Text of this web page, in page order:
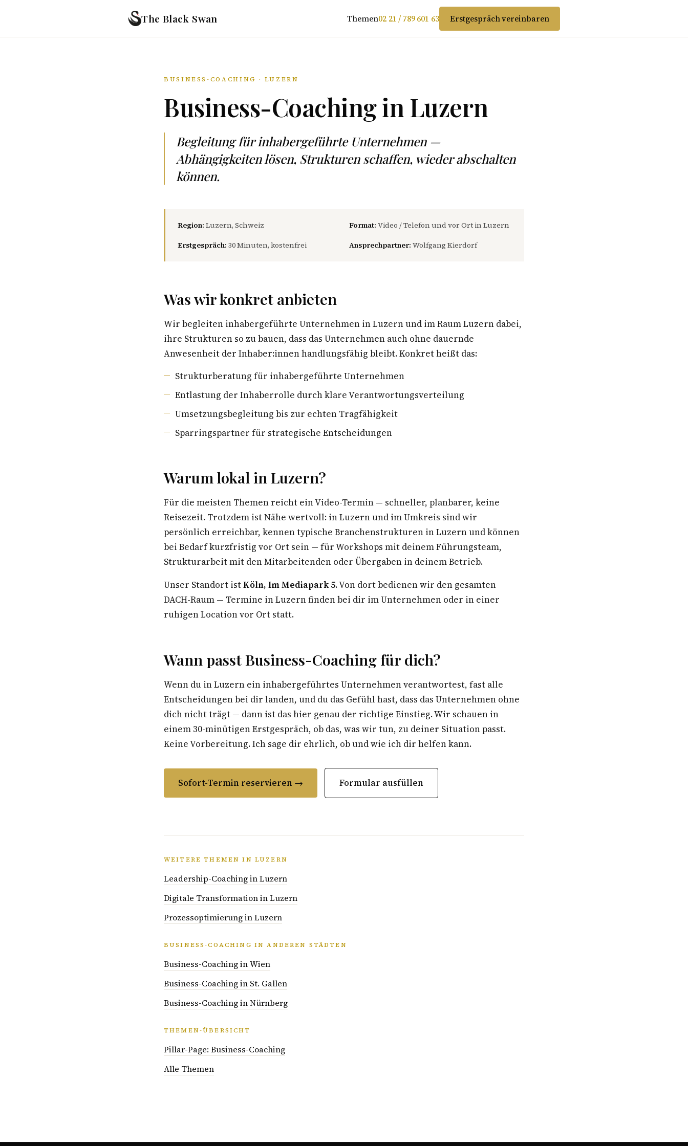
The Black Swan Themen02 21 / 789 601 63 Erstgespräch vereinbaren
BUSINESS-COACHING · LUZERN
Business-Coaching in Luzern
Begleitung für inhabergeführte Unternehmen —
Abhängigkeiten lösen, Strukturen schaffen, wieder abschalten
können.
Region: Luzern, Schweiz Format: Video / Telefon und vor Ort in Luzern
Erstgespräch: 30 Minuten, kostenfrei Ansprechpartner: Wolfgang Kierdorf
Was wir konkret anbieten
Wir begleiten inhabergeführte Unternehmen in Luzern und im Raum Luzern dabei,
ihre Strukturen so zu bauen, dass das Unternehmen auch ohne dauernde
Anwesenheit der Inhaber:innen handlungsfähig bleibt. Konkret heißt das:
Strukturberatung für inhabergeführte Unternehmen
Entlastung der Inhaberrolle durch klare Verantwortungsverteilung
Umsetzungsbegleitung bis zur echten Tragfähigkeit
Sparringspartner für strategische Entscheidungen
Warum lokal in Luzern?
Für die meisten Themen reicht ein Video-Termin — schneller, planbarer, keine
Reisezeit. Trotzdem ist Nähe wertvoll: in Luzern und im Umkreis sind wir
persönlich erreichbar, kennen typische Branchenstrukturen in Luzern und können
bei Bedarf kurzfristig vor Ort sein — für Workshops mit deinem Führungsteam,
Strukturarbeit mit den Mitarbeitenden oder Übergaben in deinem Betrieb.
Unser Standort istKöln, Im Mediapark 5. Von dort bedienen wir den gesamten
DACH-Raum — Termine in Luzern finden bei dir im Unternehmen oder in einer
ruhigen Location vor Ort statt.
Wann passt Business-Coaching für dich?
Wenn du in Luzern ein inhabergeführtes Unternehmen verantwortest, fast alle
Entscheidungen bei dir landen, und du das Gefühl hast, dass das Unternehmen ohne
dich nicht trägt — dann ist das hier genau der richtige Einstieg. Wir schauen in
einem 30-minütigen Erstgespräch, ob das, was wir tun, zu deiner Situation passt.
Keine Vorbereitung. Ich sage dir ehrlich, ob und wie ich dir helfen kann.
Sofort-Termin reservieren → Formular ausfüllen
WEITERE THEMEN IN LUZERN
Leadership-Coaching in Luzern
Digitale Transformation in Luzern
Prozessoptimierung in Luzern
BUSINESS-COACHING IN ANDEREN STÄDTEN
Business-Coaching in Wien
Business-Coaching in St. Gallen
Business-Coaching in Nürnberg
THEMEN-ÜBERSICHT
Pillar-Page: Business-Coaching
Alle Themen